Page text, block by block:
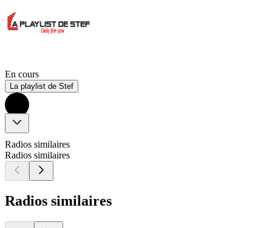
En cours
La playlist de Stef
Radios similaires
Radios similaires
Radios similaires